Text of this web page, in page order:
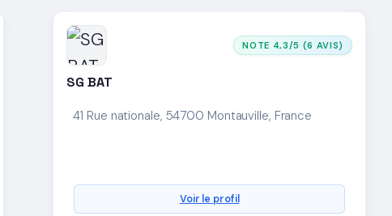
NOTE 4,3/5 (6 AVIS)
SG BAT
41 Rue nationale, 54700 Montauville, France
Voir le profil